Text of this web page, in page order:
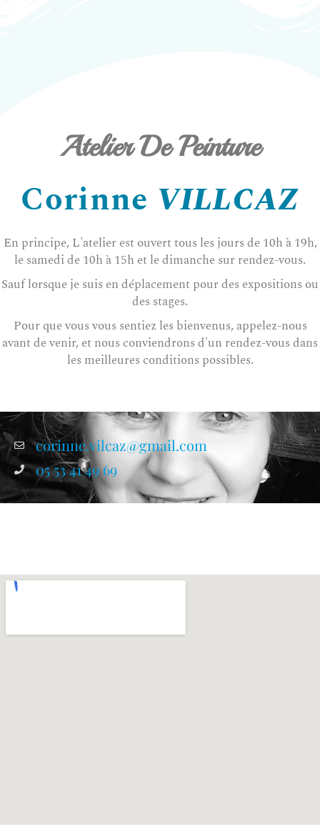
Atelier De Peinture
Corinne VILLCAZ
En principe, L'atelier est ouvert tous les jours de 10h à 19h,
le samedi de 10h à 15h et le dimanche sur rendez-vous.
Sauf lorsque je suis en déplacement pour des expositions ou
des stages.
Pour que vous vous sentiez les bienvenus, appelez-nous
avant de venir, et nous conviendrons d'un rendez-vous dans
les meilleures conditions possibles.
corinne.vilcaz@gmail.com
05 53 41 49 69